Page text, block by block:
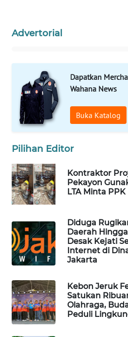
Advertorial
Dapatkan
Wahana News
Buka Katalog
Pilihan Editor
Kontraktor
Pekayon
LTA Minta
Diduga
Daerah
Desak Kejati
Internet di
Jakarta
Kebon Jeruk
Satukan
Olahraga,
Peduli
WALINKI
ID
MARTABAT
NET
WATCH
MKLI
LPKKI
LKKI
KOPEKLIN
PORTAL
KONSUMEN
FORWAMKI